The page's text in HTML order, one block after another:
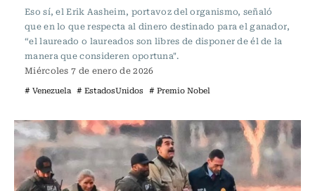
Eso sí, el Erik Aasheim, portavoz del organismo, señaló
que en lo que respecta al dinero destinado para el ganador,
“el laureado o laureados son libres de disponer de él de la
manera que consideren oportuna".
Miércoles 7 de enero de 2026
# Venezuela # EstadosUnidos # Premio Nobel